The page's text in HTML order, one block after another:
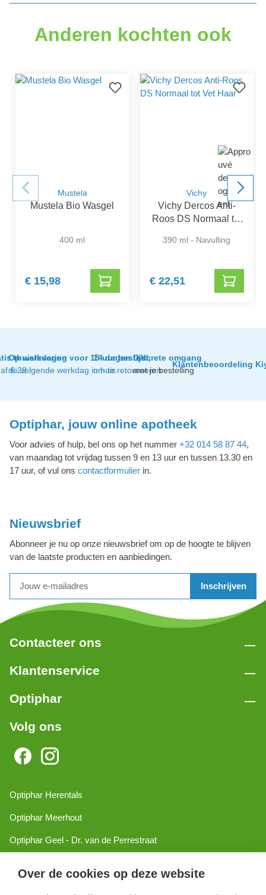
Over de cookies op deze website
Anderen kochten ook
Mustela
Mustela Bio Wasgel
400 ml
€ 15,98
Vichy
Vichy Dercos Anti-
Roos DS Normaal tot
390 ml - Navulling
€ 22,51
thuislevering
€ 29
Op werkdagen voor 15 uur besteld,
de volgende werkdag in huis
14 dagen tijd
om te retourneren
Discrete omgang
met je bestelling
Klantenbeoordeling
Optiphar, jouw online apotheek
Voor advies of hulp, bel ons op het nummer +32 014 58 87 44,
van maandag tot vrijdag tussen 9 en 13 uur en tussen 13.30 en
17 uur, of vul ons contactformulier in.
Nieuwsbrief
Abonneer je nu op onze nieuwsbrief om op de hoogte te blijven
van de laatste producten en aanbiedingen.
Inschrijven
Contacteer ons
Klantenservice
Optiphar
Volg ons
Optiphar Herentals
Optiphar Meerhout
Optiphar Geel - Dr. van de Perrestraat